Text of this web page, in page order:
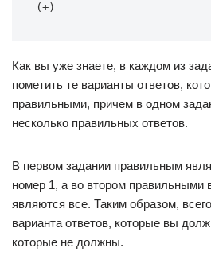
(+)
Как вы уже знаете, в каждом из
пометить те варианты ответов,
правильными, причем в одном
несколько правильных ответов.
В первом задании правильным
номер 1, а во втором правильными
являются все. Таким образом,
варианта ответов, которые вы
которые не должны.